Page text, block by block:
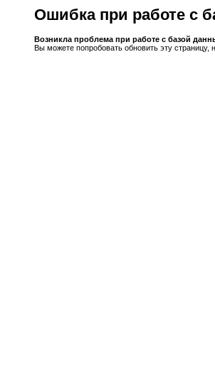
Ошибка при работе с
Возникла проблема при работе с базой
Вы можете попробовать обновить эту страницу,